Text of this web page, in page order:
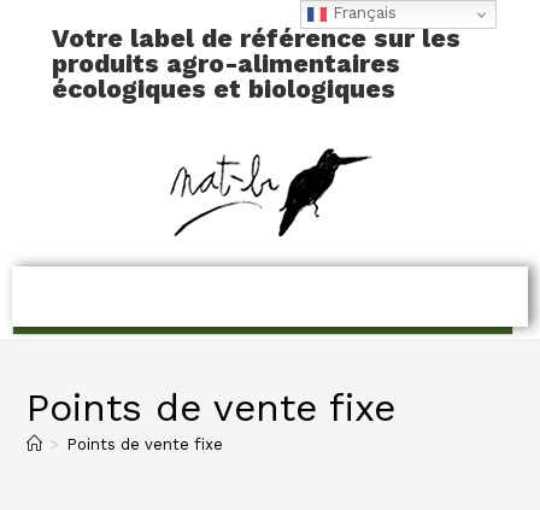
Votre label de référence sur les
produits agro-alimentaires
écologiques et biologiques
Points de vente fixe
> Points de vente fixe
Français